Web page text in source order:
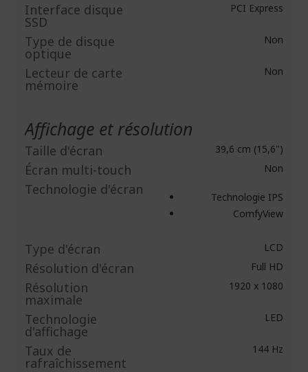
Interface disque
SSD
PCI Express
Type de disque
optique
Non
Lecteur de carte
mémoire
Non
Affichage et résolution
Taille d'écran 39,6 cm (15,6")
Écran multi-touch Non
Technologie d'écran
Technologie IPS
ComfyView
Type d'écran LCD
Résolution d'écran Full HD
Résolution
maximale
1920 x 1080
Technologie
d'affichage
LED
Taux de
rafraîchissement
144 Hz